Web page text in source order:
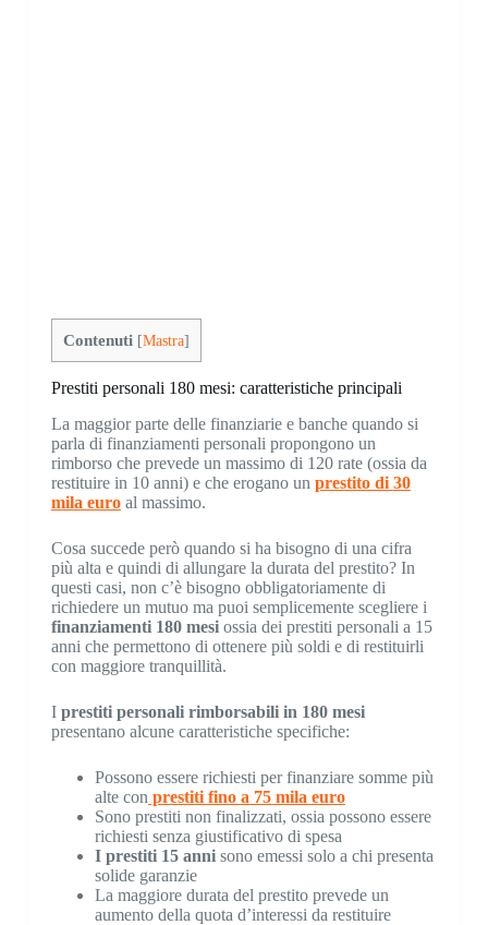
Contenuti [Mastra]
Prestiti personali 180 mesi: caratteristiche principali
La maggior parte delle finanziarie e banche quando si
parla di finanziamenti personali propongono un
rimborso che prevede un massimo di 120 rate (ossia da
restituire in 10 anni) e che erogano un prestito di 30
mila euroal massimo.
Cosa succede però quando si ha bisogno di una cifra
più alta e quindi di allungare la durata del prestito? In
questi casi, non c’è bisogno obbligatoriamente di
richiedere un mutuo ma puoi semplicemente scegliere i
finanziamenti 180 mesiossia dei prestiti personali a 15
anni che permettono di ottenere più soldi e di restituirli
con maggiore tranquillità.
I prestiti personali rimborsabili in 180 mesi
presentano alcune caratteristiche specifiche:
Possono essere richiesti per finanziare somme più
alte con prestiti fino a 75 mila euro
Sono prestiti non finalizzati, ossia possono essere
richiesti senza giustificativo di spesa
I prestiti 15 annisono emessi solo a chi presenta
solide garanzie
La maggiore durata del prestito prevede un
aumento della quota d’interessi da restituire